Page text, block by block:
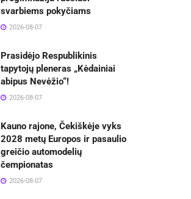
svarbiems pokyčiams
2026-08-07
Prasidėjo Respublikinis
tapytojų pleneras „Kėdainiai
abipus Nevėžio“!
2026-08-07
Kauno rajone, Čekiškėje vyks
2028 metų Europos ir pasaulio
greičio automodelių
čempionatas
2026-08-07